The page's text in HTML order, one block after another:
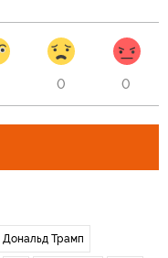
0 0
Дональд Трамп